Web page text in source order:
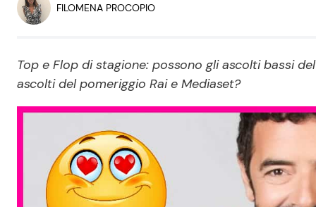
Festività
FILOMENA PROCOPIO
Top e Flop di stagione: possono gli ascolti bassi
ascolti del pomeriggio Rai e Mediaset?